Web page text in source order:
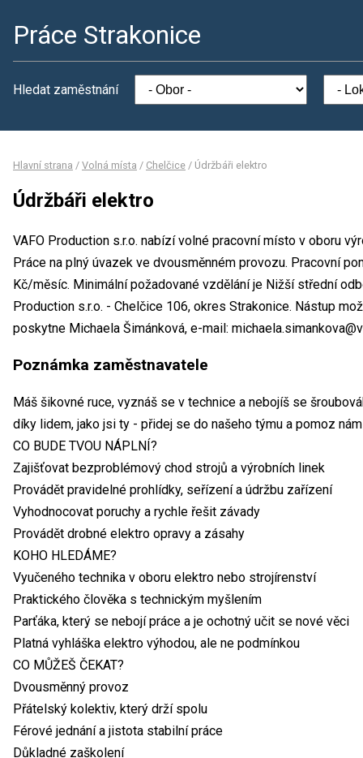
Práce Strakonice
Hledat zaměstnání
Hlavní strana / Volná místa / Chelčice / Údržbáři elektro
Údržbáři elektro
VAFO Production s.r.o. nabízí volné pracovní místo v oboru
Práce na plný úvazek ve dvousměnném provozu. Pracovní
Kč/měsíc. Minimální požadované vzdělání je Nižší střední
Production s.r.o. - Chelčice 106, okres Strakonice. Nástup
poskytne Michaela Šimánková, e-mail:
Poznámka zaměstnavatele
Máš šikovné ruce, vyznáš se v technice a nebojíš se
díky lidem, jako jsi ty - přidej se do našeho týmu a pomoz
CO BUDE TVOU NÁPLNÍ?
Zajišťovat bezproblémový chod strojů a výrobních linek
Provádět pravidelné prohlídky, seřízení a údržbu zařízení
Vyhodnocovat poruchy a rychle řešit závady
Provádět drobné elektro opravy a zásahy
KOHO HLEDÁME?
Vyučeného technika v oboru elektro nebo strojírenství
Praktického člověka s technickým myšlením
Parťáka, který se nebojí práce a je ochotný učit se nové věci
Platná vyhláška elektro výhodou, ale ne podmínkou
CO MŮŽEŠ ČEKAT?
Dvousměnný provoz
Přátelský kolektiv, který drží spolu
Férové jednání a jistota stabilní práce
Důkladné zaškolení